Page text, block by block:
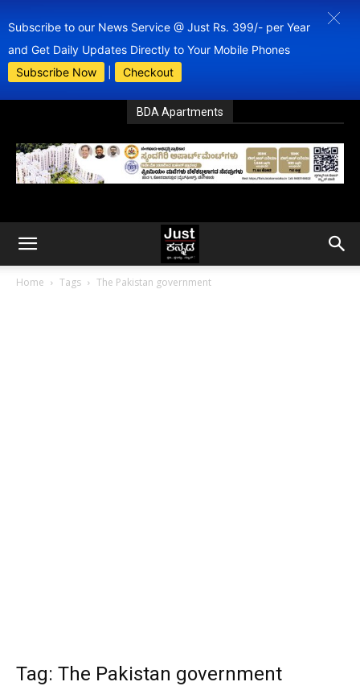
Subscribe to our News Service @ Just Rs. 399/- per Year
and Get Daily Updates Directly to Your Mobile Phones
Subscribe Now
Checkout
BDA Apartments
Home Tags The Pakistan government
Tag: The Pakistan government